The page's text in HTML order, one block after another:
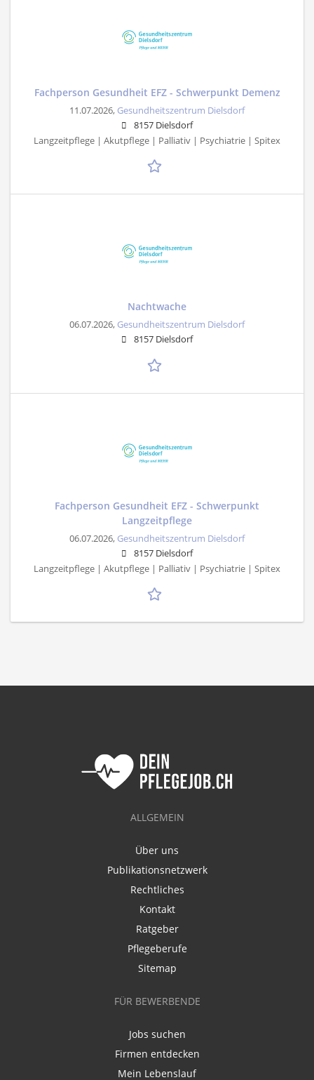
Fachperson Gesundheit EFZ - Schwerpunkt Demenz
11.07.2026, Gesundheitszentrum Dielsdorf
8157 Dielsdorf
Langzeitpflege | Akutpflege | Palliativ | Psychiatrie | Spitex
Nachtwache
06.07.2026, Gesundheitszentrum Dielsdorf
8157 Dielsdorf
Fachperson Gesundheit EFZ - Schwerpunkt
Langzeitpflege
06.07.2026, Gesundheitszentrum Dielsdorf
8157 Dielsdorf
Langzeitpflege | Akutpflege | Palliativ | Psychiatrie | Spitex
ALLGEMEIN
Über uns
Publikationsnetzwerk
Rechtliches
Kontakt
Ratgeber
Pflegeberufe
Sitemap
FÜR BEWERBENDE
Jobs suchen
Firmen entdecken
Mein Lebenslauf